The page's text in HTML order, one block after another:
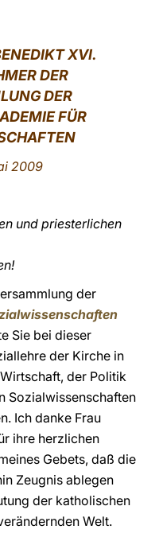
XVI.
DER
DER
FÜR
2009
und priesterlichen
der
Sie bei dieser
der Kirche in
der Politik
Sozialwissenschaften
Ich danke Frau
ihre herzlichen
Gebets, daß die
Zeugnis ablegen
der katholischen
Welt.